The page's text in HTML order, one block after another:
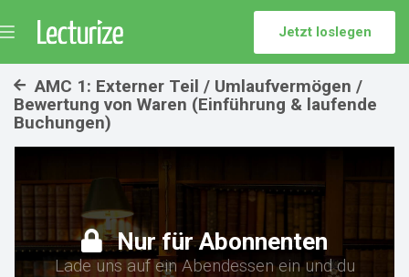
Jetzt loslegen
AMC 1: Externer Teil / Umlaufvermögen /
Bewertung von Waren (Einführung & laufende
Buchungen)
Nur für Abonnenten
Lade uns auf ein Abendessen ein und du